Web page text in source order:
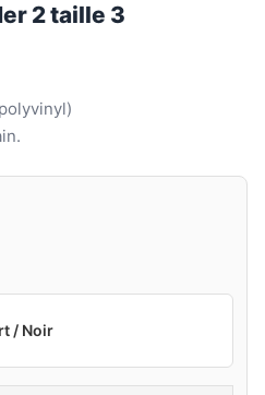
2 taille 3
/ Noir